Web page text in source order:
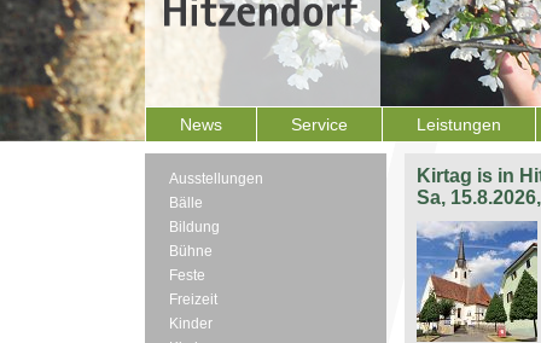
News Service Leistungen
Ausstellungen
Bälle
Bildung
Bühne
Feste
Freizeit
Kinder
Kirtag is in
Sa,